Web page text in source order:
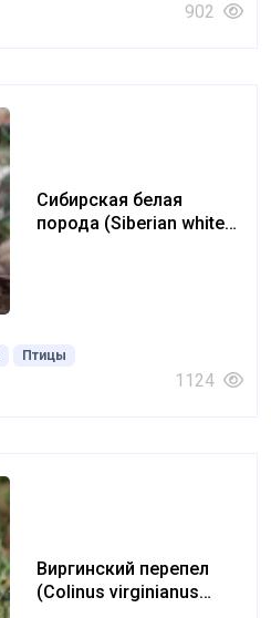
902
Сибирская белая
порода (Siberian white
Птицы
1124
Виргинский перепел
(Colinus virginianus